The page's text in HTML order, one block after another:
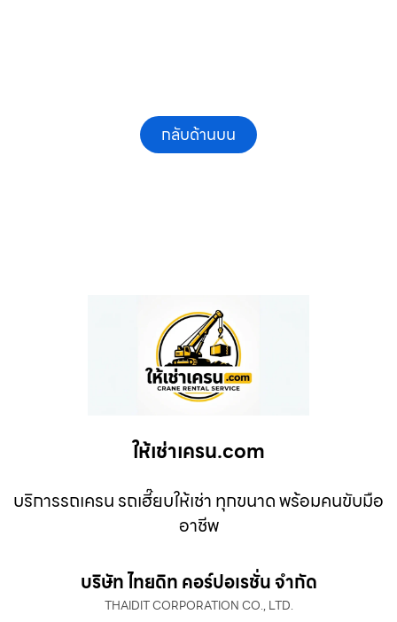
กลับด้านบน
ให้เช่าเครน.com
บริการรถเครน รถเฮี๊ยบให้เช่า ทุกขนาด พร้อมคนขับมือ
อาชีพ
บริษัท ไทยดิท คอร์ปอเรชั่น จำกัด
THAIDIT CORPORATION CO., LTD.